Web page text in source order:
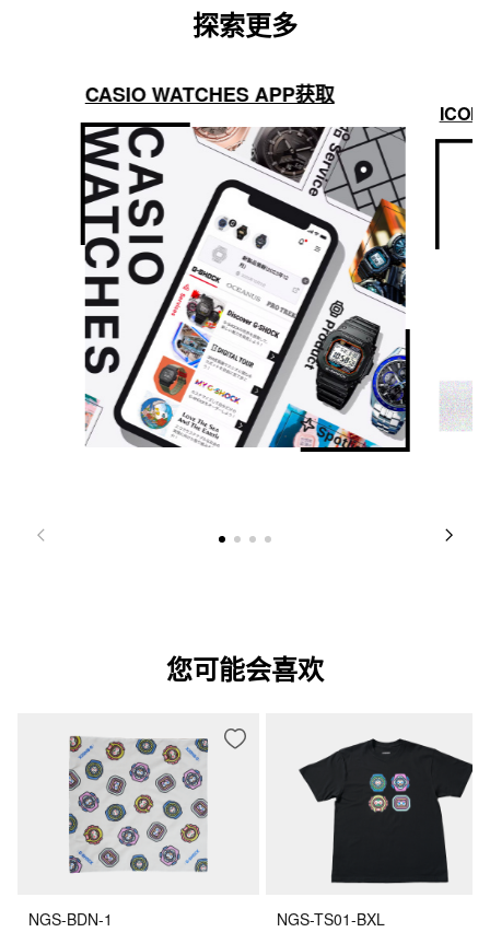
探索更多
CASIO WATCHES APP获取
您可能会喜欢
NGS-BDN-1 NGS-TS01-BXL